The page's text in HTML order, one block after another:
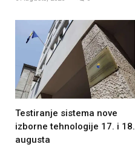
Testiranje sistema nove
izborne tehnologije 17. i 18.
augusta